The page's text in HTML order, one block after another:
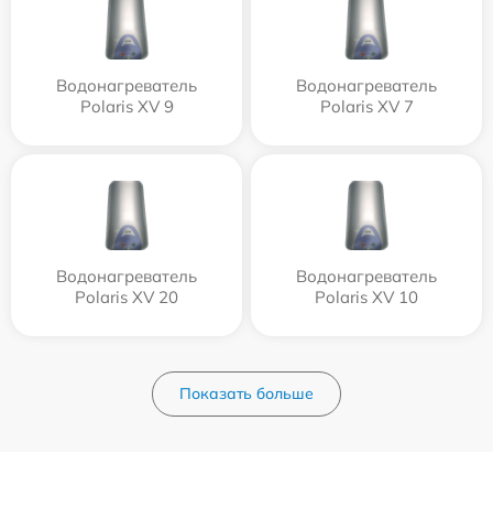
Водонагреватель
Polaris XV 9
Водонагреватель
Polaris XV 7
Водонагреватель
Polaris XV 20
Водонагреватель
Polaris XV 10
Показать больше